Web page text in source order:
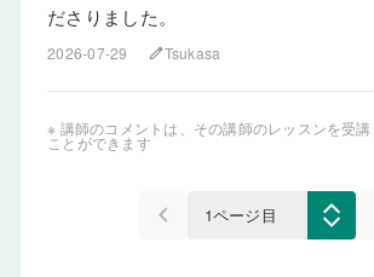
ださりました。
2026-07-29 editTsukasa
※ 講師のコメントは、その講師のレッスンを受
ことができます
keyboard_arrow_left